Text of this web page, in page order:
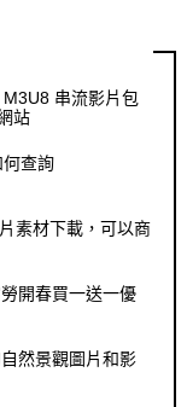
串流影片包
站
查詢
素材下載，可以商
開春買一送一優
然景觀圖片和影